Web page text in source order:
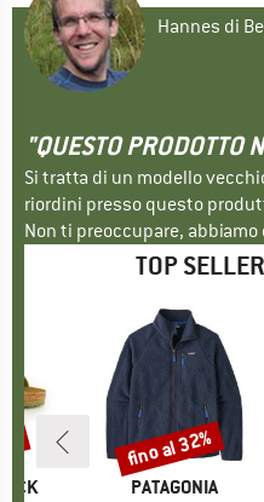
Hannes di
"QUESTO PRODOTTO
Si tratta di un modello
riordini presso questo
Non ti preoccupare,
TOP
MARCHIO
PATAGONIA
Sconto
fino al 32%